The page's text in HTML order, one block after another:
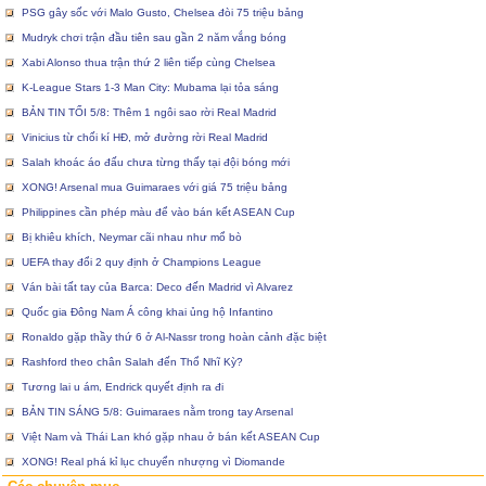
PSG gây sốc với Malo Gusto, Chelsea đòi 75 triệu bảng
Mudryk chơi trận đầu tiên sau gần 2 năm vắng bóng
Xabi Alonso thua trận thứ 2 liên tiếp cùng Chelsea
K-League Stars 1-3 Man City: Mubama lại tỏa sáng
BẢN TIN TỐI 5/8: Thêm 1 ngôi sao rời Real Madrid
Vinicius từ chối kí HĐ, mở đường rời Real Madrid
Salah khoác áo đấu chưa từng thấy tại đội bóng mới
XONG! Arsenal mua Guimaraes với giá 75 triệu bảng
Philippines cần phép màu để vào bán kết ASEAN Cup
Bị khiêu khích, Neymar cãi nhau như mổ bò
UEFA thay đổi 2 quy định ở Champions League
Ván bài tất tay của Barca: Deco đến Madrid vì Alvarez
Quốc gia Đông Nam Á công khai ủng hộ Infantino
Ronaldo gặp thầy thứ 6 ở Al-Nassr trong hoàn cảnh đặc biệt
Rashford theo chân Salah đến Thổ Nhĩ Kỳ?
Tương lai u ám, Endrick quyết định ra đi
BẢN TIN SÁNG 5/8: Guimaraes nằm trong tay Arsenal
Việt Nam và Thái Lan khó gặp nhau ở bán kết ASEAN Cup
XONG! Real phá kỉ lục chuyển nhượng vì Diomande